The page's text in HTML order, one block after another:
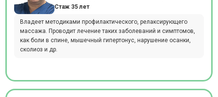
Стаж 35 лет
Владеет методиками профилактического, релаксирующего
массажа. Проводит лечение таких заболеваний и симптомов,
как боли в спине, мышечный гипертонус, нарушение осанки,
сколиоз и др.